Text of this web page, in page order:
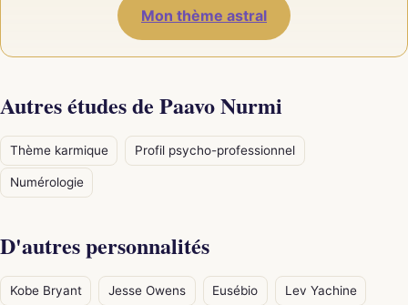
Mon thème astral
Autres études de Paavo Nurmi
Thème karmique Profil psycho-professionnel
Numérologie
D'autres personnalités
Kobe Bryant Jesse Owens Eusébio Lev Yachine